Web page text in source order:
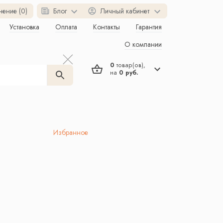
(0) Блог Личный кабинет
Установка Оплата Контакты
Гарантия
О компании
0 товар(ов),
на 0 руб.
Избранное